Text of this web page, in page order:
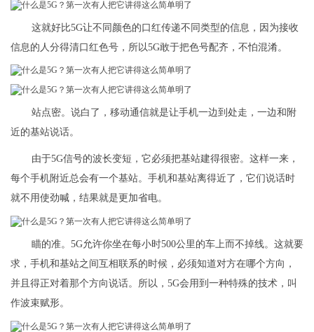
这就好比5G让不同颜色的口红传递不同类型的信息，因为接收
信息的人分得清口红色号，所以5G敢于把色号配齐，不怕混淆。
站点密。说白了，移动通信就是让手机一边到处走，一边和附
近的基站说话。
由于5G信号的波长变短，它必须把基站建得很密。这样一来，
每个手机附近总会有一个基站。手机和基站离得近了，它们说话时
就不用使劲喊，结果就是更加省电。
瞄的准。5G允许你坐在每小时500公里的车上而不掉线。这就要
求，手机和基站之间互相联系的时候，必须知道对方在哪个方向，
并且得正对着那个方向说话。所以，5G会用到一种特殊的技术，叫
作波束赋形。